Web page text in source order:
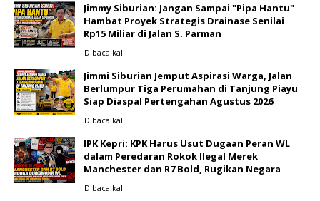
Jimmy Siburian: Jangan Sampai "Pipa Hantu"
Hambat Proyek Strategis Drainase Senilai
Rp15 Miliar di Jalan S. Parman
Dibaca kali
Jimmi Siburian Jemput Aspirasi Warga, Jalan
Berlumpur Tiga Perumahan di Tanjung Piayu
Siap Diaspal Pertengahan Agustus 2026 ‎
Dibaca kali
IPK Kepri: KPK Harus Usut Dugaan Peran WL
dalam Peredaran Rokok Ilegal Merek
Manchester dan R7 Bold, Rugikan Negara
Dibaca kali